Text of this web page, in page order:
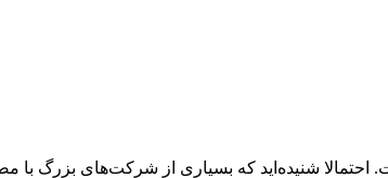
احتمالا شنیده‌اید که بسیاری از شرکت‌های